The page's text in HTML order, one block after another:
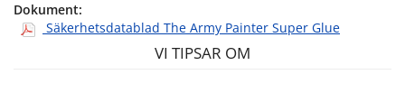
Dokument:
Säkerhetsdatablad The Army Painter Super Glue
VI TIPSAR OM